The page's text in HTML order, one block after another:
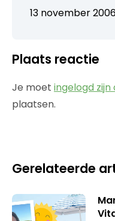
13 november
Plaats reactie
Je moet ingelogd zijn
plaatsen.
Gerelateerde